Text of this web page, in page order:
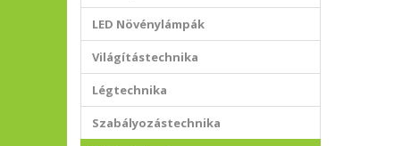
LED Növénylámpák
Világítástechnika
Légtechnika
Szabályozástechnika